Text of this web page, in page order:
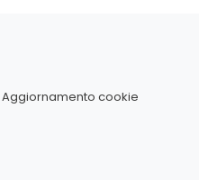
Aggiornamento cookie